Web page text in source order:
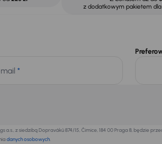
z dodatkowym pakietem
*
z siedzibą Dopraváků 874/15, Čimice, 184 00 Praga 8, będzie
danych osobowych.